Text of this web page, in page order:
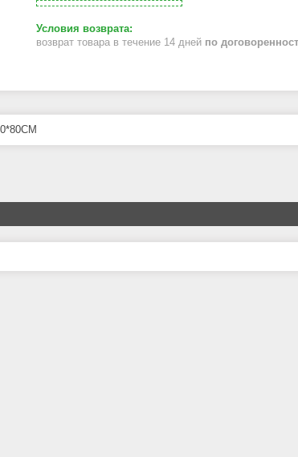
возврат товара в течение 14 дней по